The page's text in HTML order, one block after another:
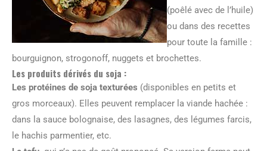
(poêlé avec de l’huile)
ou dans des recettes
pour toute la famille :
bourguignon, strogonoff, nuggets et brochettes.
Les produits dérivés du soja :
Les protéines de soja texturées (disponibles en petits et
gros morceaux). Elles peuvent remplacer la viande hachée :
dans la sauce bolognaise, des lasagnes, des légumes farcis,
le hachis parmentier, etc.